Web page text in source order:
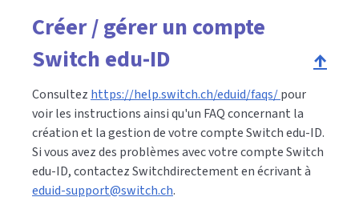
Créer / gérer un compte
Switch edu-ID
↑
Consultez https://help.switch.ch/eduid/faqs/pour
voir les instructions ainsi qu'un FAQ concernant la
création et la gestion de votre compte Switch edu-ID.
Si vous avez des problèmes avec votre compte Switch
edu-ID, contactez Switchdirectement en écrivant à
eduid-support@switch.ch.